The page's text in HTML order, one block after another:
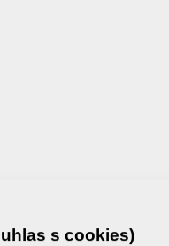
s cookies)